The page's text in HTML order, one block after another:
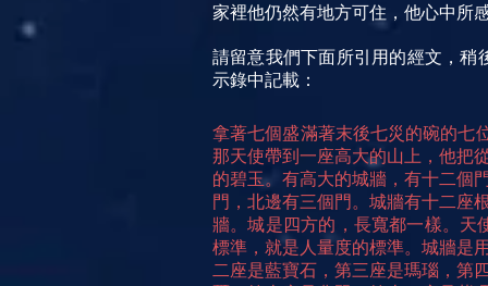
家裡他仍然有地方可住，他心中所
請留意我們下面所引用的經文，稍
示錄中記載：
拿著七個盛滿著末後七災的碗的七
那天使帶到一座高大的山上，他把
的碧玉。有高大的城牆，有十二個
門，北邊有三個門。城牆有十二座
牆。城是四方的，長寬都一樣。天
標準，就是人量度的標準。城牆是
二座是藍寶石，第三座是瑪瑙，第